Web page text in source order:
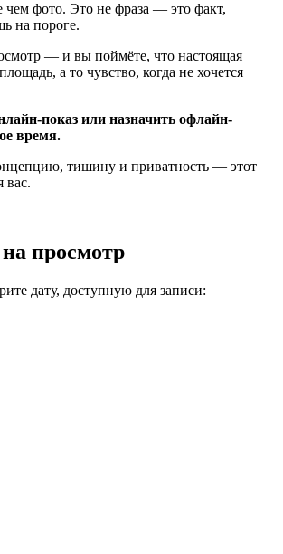
чем фото. Это не фраза — это факт,
на пороге.
— и вы поймёте, что настоящая
а то чувство, когда не хочется
показ или назначить офлайн-
время.
тишину и приватность — этот
вас.
просмотр
дату, доступную для записи: